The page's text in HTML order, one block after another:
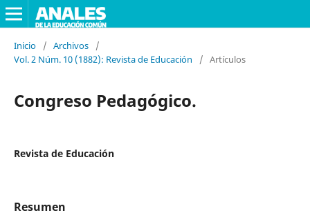
Inicio / Archivos
/
Vol. 2 Núm. 10 (1882): Revista de Educación
/ Artículos
Congreso Pedagógico.
Revista de Educación
Resumen